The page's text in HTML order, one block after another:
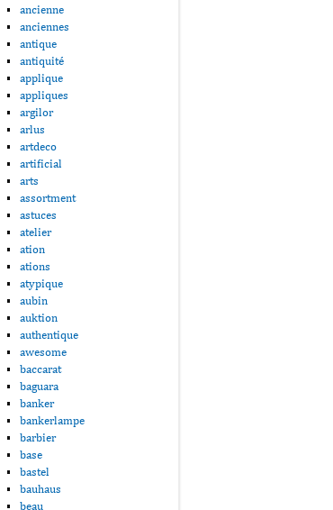
ancienne
anciennes
antique
antiquité
applique
appliques
argilor
arlus
artdeco
artificial
arts
assortment
astuces
atelier
ation
ations
atypique
aubin
auktion
authentique
awesome
baccarat
baguara
banker
bankerlampe
barbier
base
bastel
bauhaus
beau